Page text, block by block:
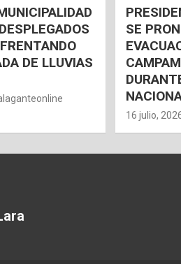
DE LLUVIAS
SE
16 julio,